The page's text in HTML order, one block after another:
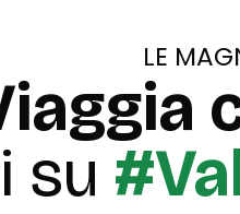
LE
su